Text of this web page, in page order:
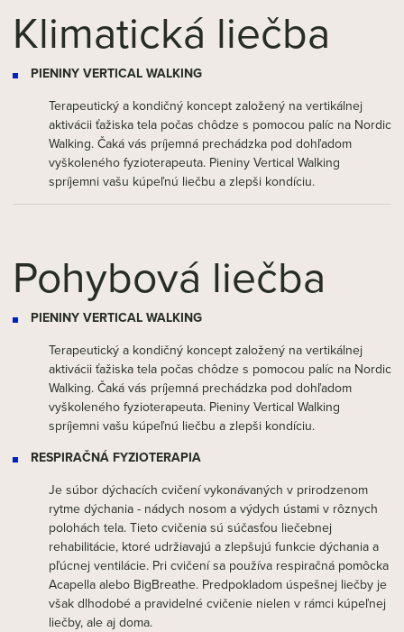
Klimatická liečba
PIENINY VERTICAL WALKING
Terapeutický a kondičný koncept založený na vertikálnej
aktivácii ťažiska tela počas chôdze s pomocou palíc na Nordic
Walking. Čaká vás príjemná prechádzka pod dohľadom
vyškoleného fyzioterapeuta. Pieniny Vertical Walking
spríjemni vašu kúpeľnú liečbu a zlepši kondíciu.
Pohybová liečba
PIENINY VERTICAL WALKING
Terapeutický a kondičný koncept založený na vertikálnej
aktivácii ťažiska tela počas chôdze s pomocou palíc na Nordic
Walking. Čaká vás príjemná prechádzka pod dohľadom
vyškoleného fyzioterapeuta. Pieniny Vertical Walking
spríjemni vašu kúpeľnú liečbu a zlepši kondíciu.
RESPIRAČNÁ FYZIOTERAPIA
Je súbor dýchacích cvičení vykonávaných v prirodzenom
rytme dýchania - nádych nosom a výdych ústami v rôznych
polohách tela. Tieto cvičenia sú súčasťou liečebnej
rehabilitácie, ktoré udržiavajú a zlepšujú funkcie dýchania a
pľúcnej ventilácie. Pri cvičení sa používa respiračná pomôcka
Acapella alebo BigBreathe. Predpokladom úspešnej liečby je
však dlhodobé a pravidelné cvičenie nielen v rámci kúpeľnej
liečby, ale aj doma.